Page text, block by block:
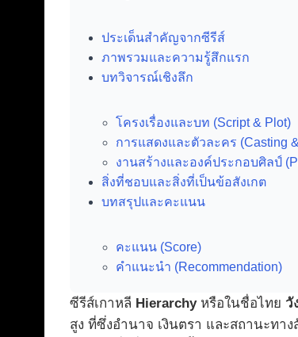
ประเด็นสำคัญจากซีรีส์
ภาพรวมและความรู้สึกแรก
บทวิจารณ์เชิงลึก
โครงเรื่องและบท (Script & Plot)
การแสดงและตัวละคร (Casting
งานสร้างและองค์ประกอบศิลป์
สิ่งที่ชอบและสิ่งที่เป็นข้อสังเกต
บทสรุปและคะแนน
คะแนน (Score)
คำแนะนำ (Recommendation)
ซีรีส์เกาหลี Hierarchyหรือในชื่อไทย วั
สูง ที่ซึ่งอำนาจ เงินตรา และสถานะท